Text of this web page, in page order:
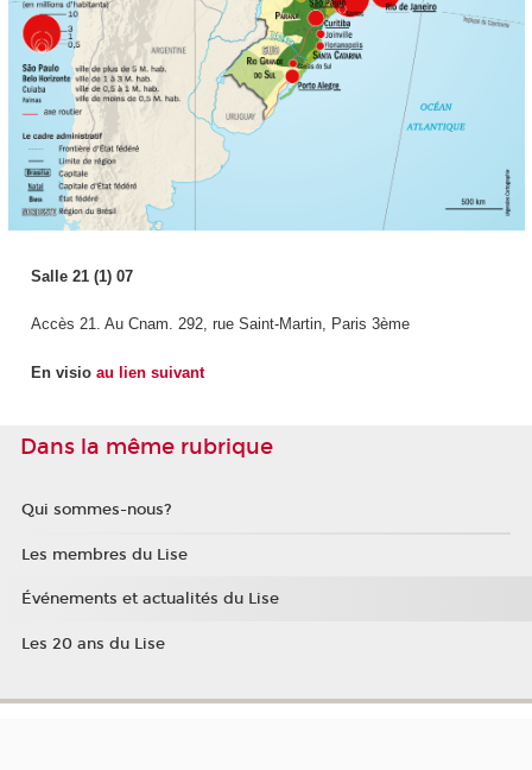
Salle 21 (1) 07
Accès 21. Au Cnam. 292, rue Saint-Martin, Paris 3ème
En visio au lien suivant
Dans la même rubrique
Qui sommes-nous?
Les membres du Lise
Événements et actualités du Lise
Les 20 ans du Lise